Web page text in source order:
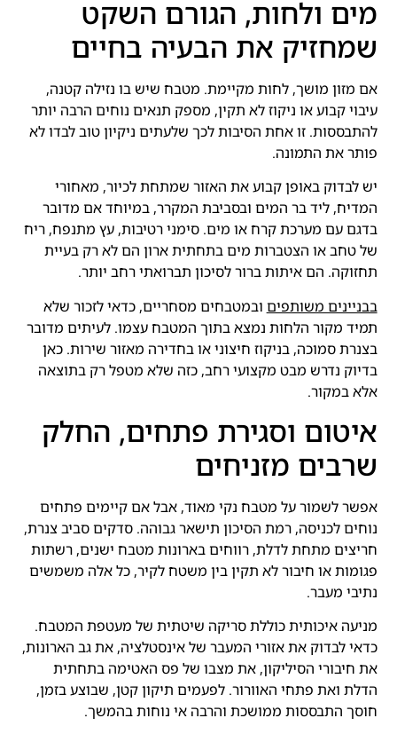
מים ולחות, הגורם השקט
שמחזיק את הבעיה בחיים
אם מזון מושך, לחות מקיימת. מטבח שיש בו נזילה קטנה,
עיבוי קבוע או ניקוז לא תקין, מספק תנאים נוחים הרבה יותר
להתבססות. זו אחת הסיבות לכך שלעתים ניקיון טוב לבדו לא
פותר את התמונה.
יש לבדוק באופן קבוע את האזור שמתחת לכיור, מאחורי
המדיח, ליד בר המים ובסביבת המקרר, במיוחד אם מדובר
בדגם עם מערכת קרח או מים. סימני רטיבות, עץ מתנפח, ריח
של טחב או הצטברות מים בתחתית ארון הם לא רק בעיית
תחזוקה. הם איתות ברור לסיכון תברואתי רחב יותר.
בבניינים משותפים ובמטבחים מסחריים, כדאי לזכור שלא
תמיד מקור הלחות נמצא בתוך המטבח עצמו. לעיתים מדובר
בצנרת סמוכה, בניקוז חיצוני או בחדירה מאזור שירות. כאן
בדיוק נדרש מבט מקצועי רחב, כזה שלא מטפל רק בתוצאה
אלא במקור.
איטום וסגירת פתחים, החלק
שרבים מזניחים
אפשר לשמור על מטבח נקי מאוד, אבל אם קיימים פתחים
נוחים לכניסה, רמת הסיכון תישאר גבוהה. סדקים סביב צנרת,
חריצים מתחת לדלת, רווחים בארונות מטבח ישנים, רשתות
פגומות או חיבור לא תקין בין משטח לקיר, כל אלה משמשים
נתיבי מעבר.
מניעה איכותית כוללת סריקה שיטתית של מעטפת המטבח.
כדאי לבדוק את אזורי המעבר של אינסטלציה, את גב הארונות,
את חיבורי הסיליקון, את מצבו של פס האטימה בתחתית
הדלת ואת פתחי האוורור. לפעמים תיקון קטן, שבוצע בזמן,
חוסך התבססות ממושכת והרבה אי נוחות בהמשך.